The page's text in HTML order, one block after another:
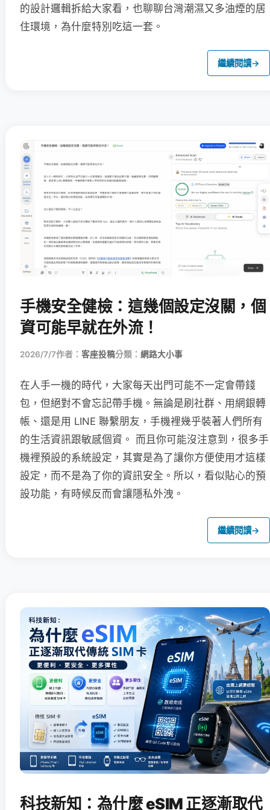
的設計邏輯拆給大家看，也聊聊台灣潮濕又多油煙的居
住環境，為什麼特別吃這一套。
繼續閱讀→
手機安全健檢：這幾個設定沒關，個
資可能早就在外流！
2026/7/7作者： 客座投稿分類： 網路大小事
在人手一機的時代，大家每天出門可能不一定會帶錢
包，但絕對不會忘記帶手機。無論是刷社群、用網銀轉
帳、還是用 LINE 聯繫朋友，手機裡幾乎裝著人們所有
的生活資訊跟敏感個資。 而且你可能沒注意到，很多手
機裡預設的系統設定，其實是為了讓你方便使用才這樣
設定，而不是為了你的資訊安全。所以，看似貼心的預
設功能，有時候反而會讓隱私外洩。
繼續閱讀→
科技新知：為什麼 eSIM 正逐漸取代